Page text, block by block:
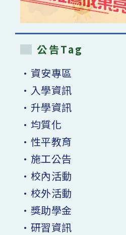
公告Tag
•資安專區
•入學資訊
•升學資訊
•均質化
•性平教育
•施工公告
•校內活動
•校外活動
•獎助學金
•研習資訊